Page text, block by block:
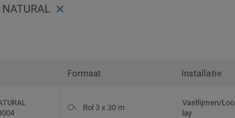
Formaat Installatie
Rol 3 x 30 m
Vastlijmen/
lay